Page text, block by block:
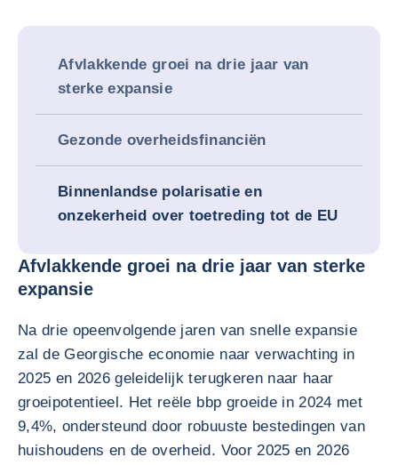
Afvlakkende groei na drie jaar van
sterke expansie
Gezonde overheidsfinanciën
Binnenlandse polarisatie en
onzekerheid over toetreding tot de EU
Afvlakkende groei na drie jaar van sterke
expansie
Na drie opeenvolgende jaren van snelle expansie
zal de Georgische economie naar verwachting in
2025 en 2026 geleidelijk terugkeren naar haar
groeipotentieel. Het reële bbp groeide in 2024 met
9,4%, ondersteund door robuuste bestedingen van
huishoudens en de overheid. Voor 2025 en 2026